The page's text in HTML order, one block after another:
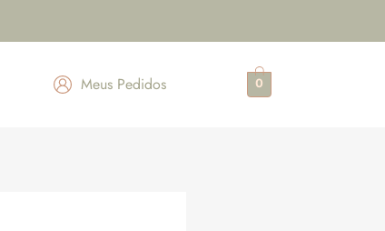
Meus Pedidos 0